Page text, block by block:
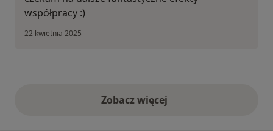
współpracy :)
22 kwietnia 2025
Zobacz więcejopinie powyżej